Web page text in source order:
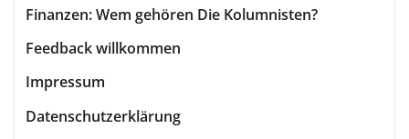
Finanzen: Wem gehören Die Kolumnisten?
Feedback willkommen
Impressum
Datenschutzerklärung